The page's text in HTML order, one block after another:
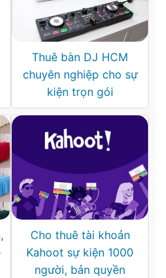
Thuê bàn DJ HCM
chuyên nghiệp cho sự
kiện trọn gói
Cho thuê tài khoản
Kahoot sự kiện 1000
người, bản quyền